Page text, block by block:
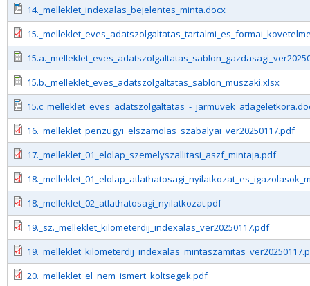
14._melleklet_indexalas_bejelentes_minta.docx
15.b._melleklet_eves_adatszolgaltatas_sablon_muszaki.xlsx
15.c_melleklet_eves_adatszolgaltatas_-
16._melleklet_penzugyi_elszamolas_szabalyai_ver20250117.pdf
17._melleklet_01_elolap_szemelyszallitasi_aszf_mintaja.pdf
18._melleklet_02_atlathatosagi_nyilatkozat.pdf
19._sz._melleklet_kilometerdij_indexalas_ver20250117.pdf
20._melleklet_el_nem_ismert_koltsegek.pdf